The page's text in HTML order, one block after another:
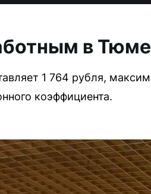
в
1 764 рубля,
коэффициента.